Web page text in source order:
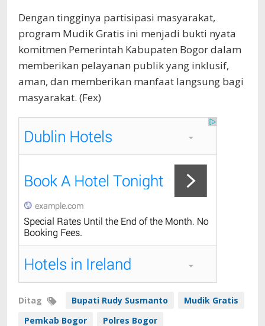
Dengan tingginya partisipasi masyarakat,
program Mudik Gratis ini menjadi bukti nyata
komitmen Pemerintah Kabupaten Bogor dalam
memberikan pelayanan publik yang inklusif,
aman, dan memberikan manfaat langsung bagi
masyarakat. (Fex)
Ditag Bupati Rudy Susmanto
Mudik Gratis
Pemkab Bogor
Polres Bogor